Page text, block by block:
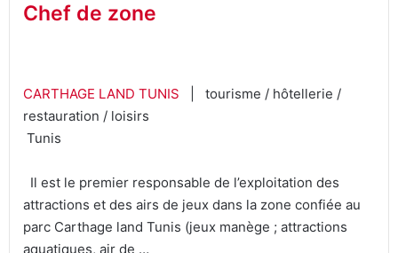
Chef de zone
CARTHAGE LAND TUNIS
| tourisme / hôtellerie /
restauration / loisirs
Tunis
Il est le premier responsable de l’exploitation des
attractions et des airs de jeux dans la zone confiée au
parc Carthage land Tunis (jeux manège ; attractions
aquatiques, air de …